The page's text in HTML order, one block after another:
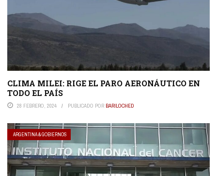
CLIMA MILEI: RIGE EL PARO AERONÁUTICO EN
TODO EL PAÍS
28 FEBRERO, 2024 PUBLICADO POR BARILOCHED
ARGENTINA & GOBIERNOS